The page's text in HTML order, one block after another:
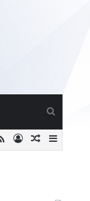
Losowy
Zaloguj
RSS